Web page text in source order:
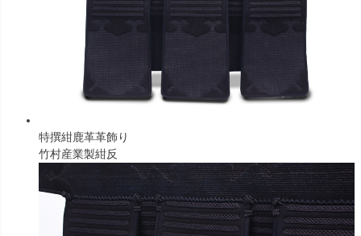
特撰紺鹿革革飾り
竹村産業製紺反